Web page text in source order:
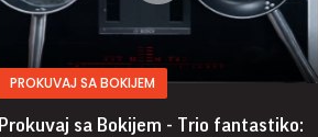
PROKUVAJ SA BOKIJEM
Prokuvaj sa Bokijem - Trio fantastiko: